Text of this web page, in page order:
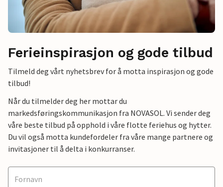
Ferieinspirasjon og gode tilbud
Tilmeld deg vårt nyhetsbrev for å motta inspirasjon og gode
tilbud!
Når du tilmelder deg her mottar du
markedsføringskommunikasjon fra NOVASOL. Vi sender deg
våre beste tilbud på opphold i våre flotte feriehus og hytter.
Du vil også motta kundefordeler fra våre mange partnere og
invitasjoner til å delta i konkurranser.